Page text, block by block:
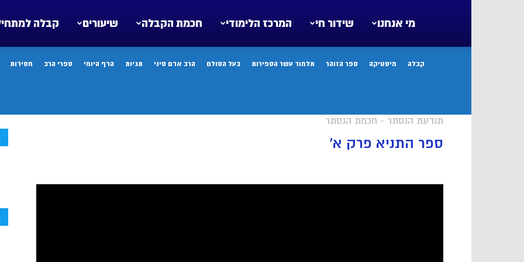
קבלה שיעורים חכמת הקבלה המרכז הלימודי שידור חי מי אנחנו
קבלה מיסטיקה ספר הזוהר תלמוד עשר הספירות בעל הסולם הרב אדם סיני תגיות הדף היומי ספרי הרב חסידות
תודעת הנסתר - חכמת הנסתר
ספר התניא פרק א’